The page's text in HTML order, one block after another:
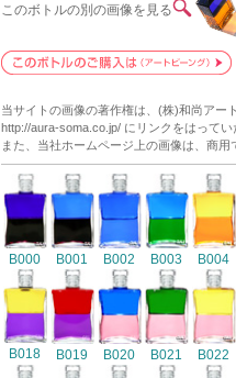
このボトルの別の画像を見る
当サイトの画像の著作権は、(株)和尚アー
http://aura-soma.co.jp/ にリンクをはって
また、当社ホームページ上の画像は、商
B000 B001 B002 B003 B004
B018 B019 B020 B021 B022